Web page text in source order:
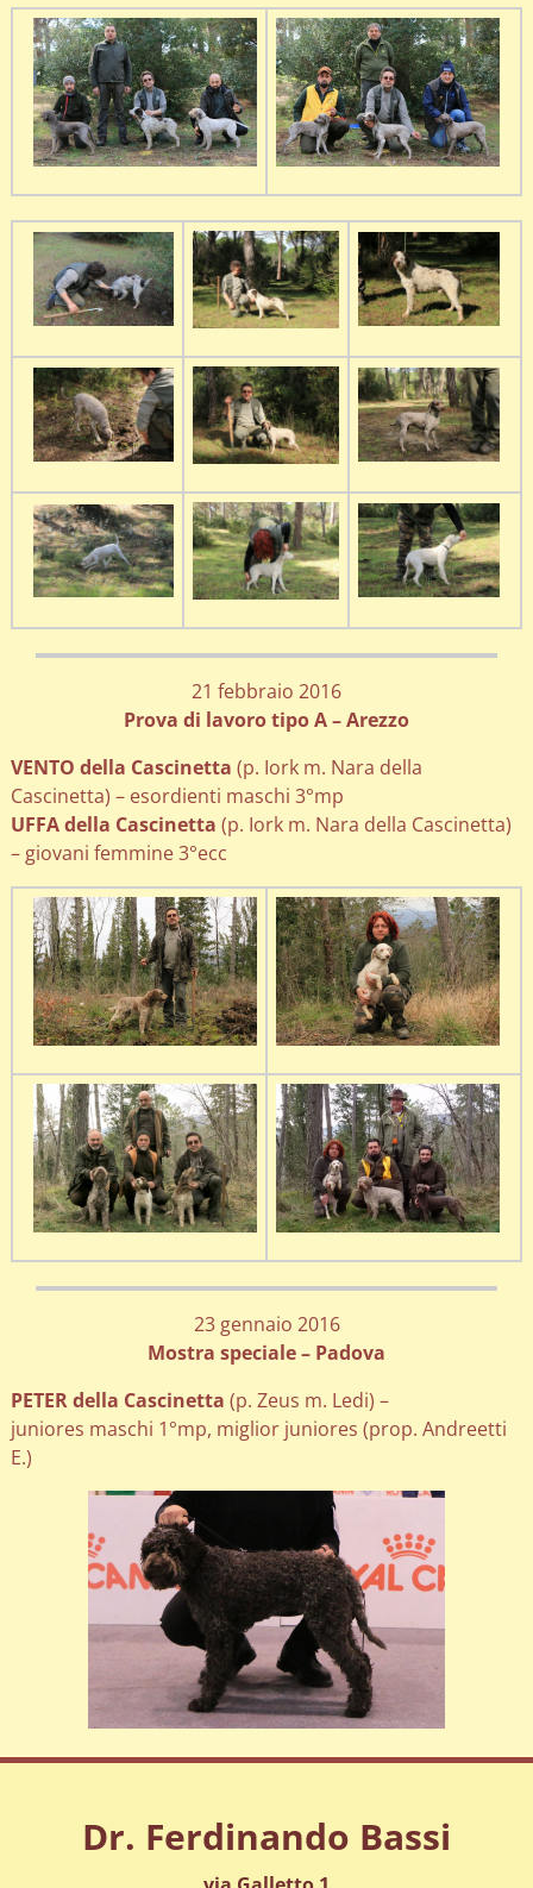
21 febbraio 2016
Prova di lavoro tipo A – Arezzo
VENTO della Cascinetta (p. Iork m. Nara della
Cascinetta) – esordienti maschi 3°mp
UFFA della Cascinetta (p. Iork m. Nara della Cascinetta)
– giovani femmine 3°ecc
23 gennaio 2016
Mostra speciale – Padova
PETER della Cascinetta (p. Zeus m. Ledi) –
juniores maschi 1°mp, miglior juniores (prop. Andreetti
E.)
Dr. Ferdinando Bassi